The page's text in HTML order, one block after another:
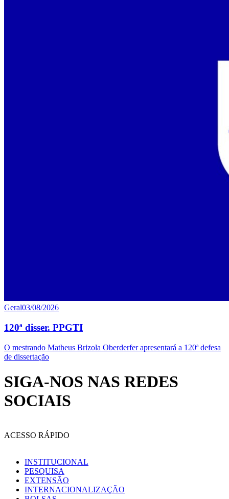
Geral03/08/2026
120ª disser. PPGTI
O mestrando Matheus Brizola Oberderfer apresentará a 120ª defesa
de dissertação
SIGA-NOS NAS REDES
SOCIAIS
ACESSO RÁPIDO
INSTITUCIONAL
PESQUISA
EXTENSÃO
INTERNACIONALIZAÇÃO